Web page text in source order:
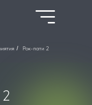
/ Рок-пати 2